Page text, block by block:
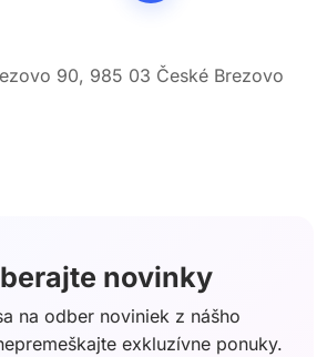
90, 985 03 České Brezovo
novinky
na odber noviniek z nášho
exkluzívne ponuky.